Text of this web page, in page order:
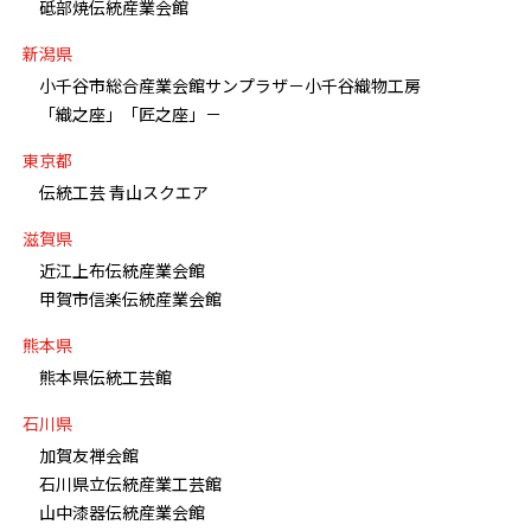
砥部焼伝統産業会館
新潟県
小千谷市総合産業会館サンプラザ－小千谷織物工房
「織之座」「匠之座」－
東京都
伝統工芸 青山スクエア
滋賀県
近江上布伝統産業会館
甲賀市信楽伝統産業会館
熊本県
熊本県伝統工芸館
石川県
加賀友禅会館
石川県立伝統産業工芸館
山中漆器伝統産業会館